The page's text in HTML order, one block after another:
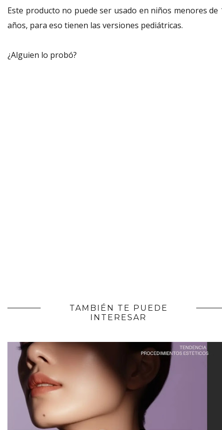
Este producto no puede ser usado en niños menores de
años, para eso tienen las versiones pediátricas.
¿Alguien lo probó?
TAMBIÉN TE PUEDE
INTERESAR